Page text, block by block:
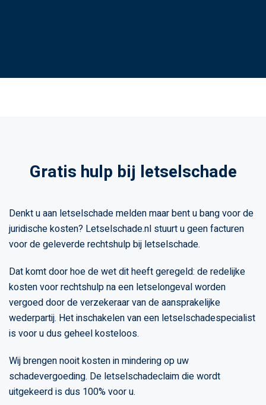
Gratis hulp bij letselschade
Denkt u aan letselschade melden maar bent u bang voor de
juridische kosten? Letselschade.nl stuurt u geen facturen
voor de geleverde rechtshulp bij letselschade.
Dat komt door hoe de wet dit heeft geregeld: de redelijke
kosten voor rechtshulp na een letselongeval worden
vergoed door de verzekeraar van de aansprakelijke
wederpartij. Het inschakelen van een letselschadespecialist
is voor u dus geheel kosteloos.
Wij brengen nooit kosten in mindering op uw
schadevergoeding. De letselschadeclaim die wordt
uitgekeerd is dus 100% voor u.